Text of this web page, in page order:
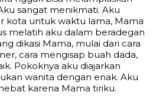
sangat menikmati. Aku
kota untuk waktu lama, Mama
melatih aku dalam beradegan
dikasi Mama, mulai dari cara
cara mengisap buah dada,
Pokoknya aku diajarkan
wanita dengan enak. Aku
karena Mama tiriku.